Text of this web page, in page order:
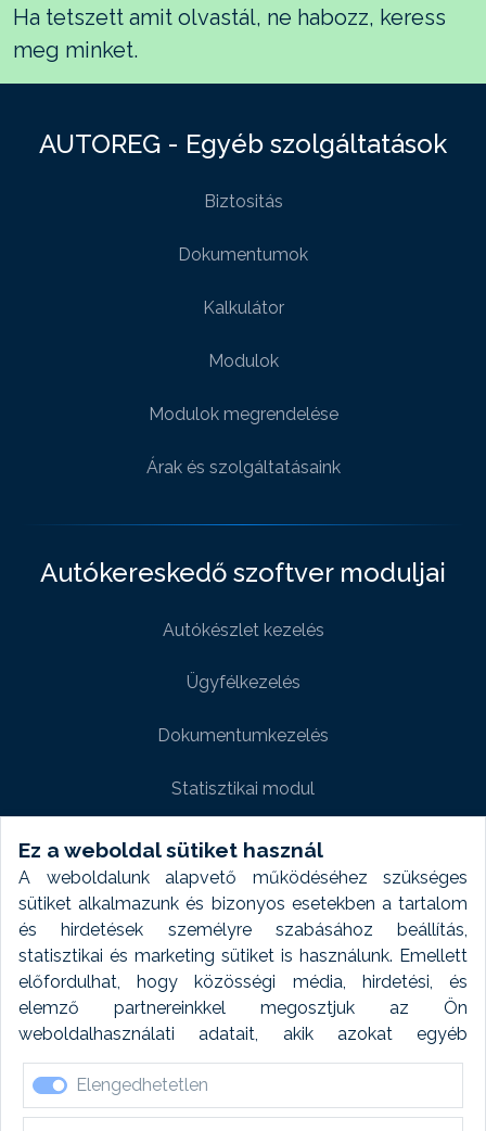
Ez a weboldal sütiket használ
A weboldalunk alapvető működéséhez szükséges
sütiket alkalmazunk és bizonyos esetekben a tartalom
és hirdetések személyre szabásához beállítás,
statisztikai és marketing sütiket is használunk. Emellett
előfordulhat, hogy közösségi média, hirdetési, és
elemző partnereinkkel megosztjuk az Ön
weboldalhasználati adatait, akik azokat egyéb
forrásokból gyűjtött adatokkal kombinálhatják. A sütik
elfogadásával kapcsolatosan naplózást végzünk és
ezen adatokat 6 hónap után automatikusan töröljük. A
Elengedhetetlen
Ha tetszett amit olvastál, ne habozz, keress
meg minket.
AUTOREG - Egyéb szolgáltatások
Biztositás
Dokumentumok
Kalkulátor
Modulok
Modulok megrendelése
Árak és szolgáltatásaink
Autókereskedő szoftver moduljai
Autókészlet kezelés
Ügyfélkezelés
Dokumentumkezelés
Statisztikai modul
Weboldal modul
Fényképtár extra modul
Autómosó modul
Feladatütemezés